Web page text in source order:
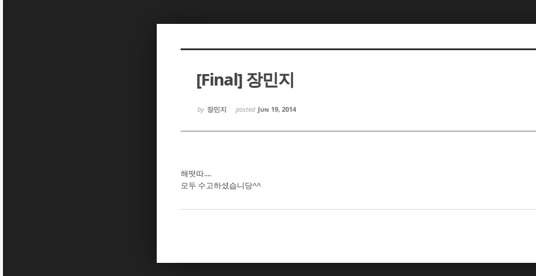
[Final] 장민지
by 장민지 posted Jun 19, 2014
해떳따....
모두 수고하셨습니당^^
Sketchbook5, 스케치북5
Sketchbook5, 스케치북5
Sketchbook5, 스케치북5
Sketchbook5, 스케치북5